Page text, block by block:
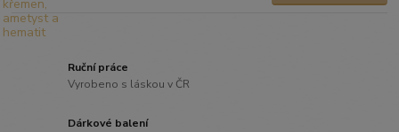
Ruční práce
Vyrobeno s láskou v ČR
Dárkové balení